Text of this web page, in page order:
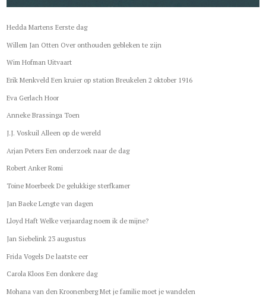
Hedda Martens Eerste dag
Willem Jan Otten Over onthouden gebleken te zijn
Wim Hofman Uitvaart
Erik Menkveld Een kruier op station Breukelen 2 oktober 1916
Eva Gerlach Hoor
Anneke Brassinga Toen
J.J. Voskuil Alleen op de wereld
Arjan Peters Een onderzoek naar de dag
Robert Anker Romi
Toine Moerbeek De gelukkige sterfkamer
Jan Baeke Lengte van dagen
Lloyd Haft Welke verjaardag noem ik de mijne?
Jan Siebelink 23 augustus
Frida Vogels De laatste eer
Carola Kloos Een donkere dag
Mohana van den Kroonenberg Met je familie moet je wandelen